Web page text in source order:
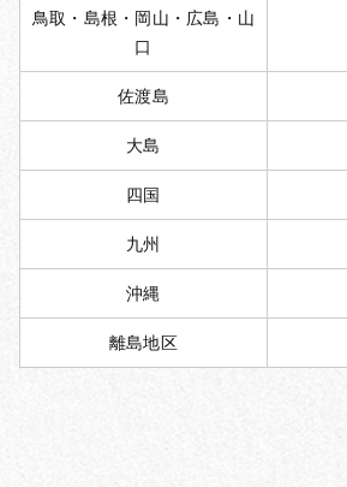
鳥取・島根・岡山・広島・山
口
佐渡島
大島
四国
九州
沖縄
離島地区